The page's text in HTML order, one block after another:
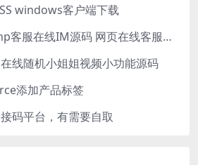
windows客户端下载
【视频教程】php客服在线IM源码 网页在线客服软件代码
线随机小姐姐视频小功能源码
添加产品标签
码平台，有需要自取